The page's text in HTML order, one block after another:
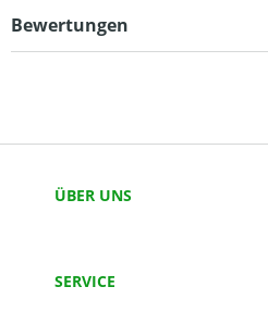
Bewertungen
ÜBER UNS
SERVICE